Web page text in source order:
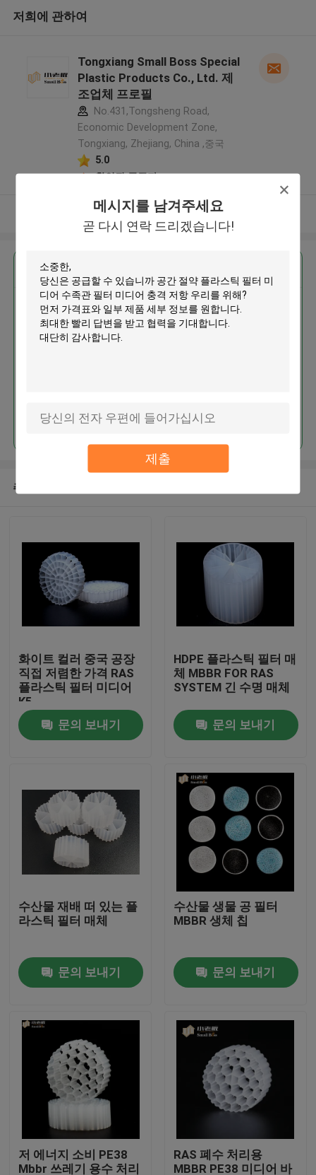
메시지를 남겨주세요
곧 다시 연락 드리겠습니다!
제출
제품
회사 소개
공장 여행
문의하기
조회를 요청하다
MBBR 필터 미디어
MBBR 전기 매체
저희에 관하여
Tongxiang Small Boss Special
Plastic Products Co., Ltd. 제
조업체 프로필
No.431,Tongsheng Road,
Economic Development Zone,
Tongxiang, Zhejiang, China ,중국
5.0
확인된 공급자
더 많은 것을 전망하십시오
공간 절약 플라스틱 필터 미디어
수족관 필터 미디어 충격 저항
계속하다
추천된 제품
화이트 컬러 중국 공장
직접 저렴한 가격 RAS
플라스틱 필터 미디어
K5
문의 보내기
HDPE 플라스틱 필터 매
체 MBBR FOR RAS
SYSTEM 긴 수명 매체
문의 보내기
수산물 재배 떠 있는 플
라스틱 필터 매체
문의 보내기
수산물 생물 공 필터
MBBR 생체 칩
문의 보내기
저 에너지 소비 PE38
Mbbr 쓰레기 용수 처리
RAS 폐수 처리용
MBBR PE38 미디어 바